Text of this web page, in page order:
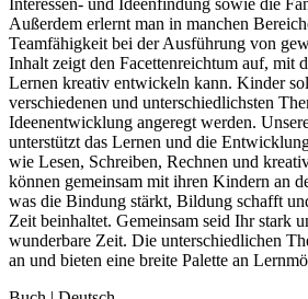
Außerdem erlernt man in manchen
Teamfähigkeit bei der Ausführung von
Inhalt zeigt den Facettenreichtum auf, mit
Lernen kreativ entwickeln kann. Kinder
verschiedenen und unterschiedlichsten
Ideenentwicklung angeregt werden.
unterstützt das Lernen und die
wie Lesen, Schreiben, Rechnen und
können gemeinsam mit ihren Kindern an
was die Bindung stärkt, Bildung schafft
Zeit beinhaltet. Gemeinsam seid Ihr stark
wunderbare Zeit. Die unterschiedlichen
an und bieten eine breite Palette an